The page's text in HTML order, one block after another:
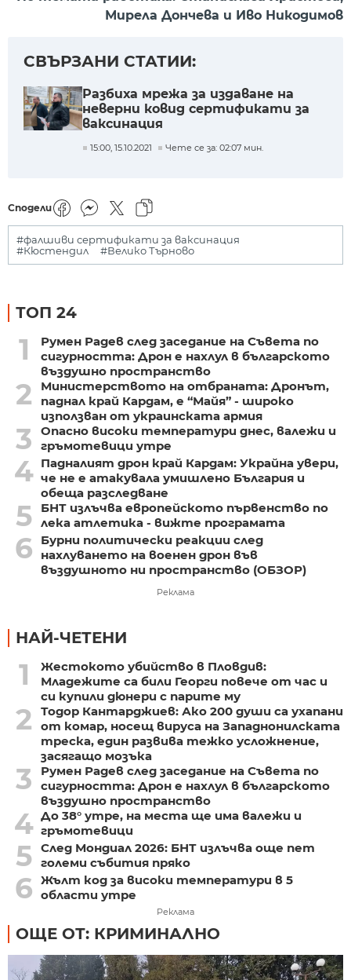
Мирела Дончева и Иво Никодимов
СВЪРЗАНИ СТАТИИ:
Разбиха мрежа за издаване на
неверни ковид сертификати за
ваксинация
15:00, 15.10.2021 Чете се за: 02:07 мин.
Сподели
#фалшиви сертификати за ваксинация
#Кюстендил
#Велико Търново
ТОП 24
1
Румен Радев след заседание на Съвета по
сигурността: Дрон е нахлул в българското
въздушно пространство
2
Министерството на отбраната: Дронът,
паднал край Кардам, е “Майя” - широко
използван от украинската армия
3
Опасно високи температури днес, валежи и
гръмотевици утре
4 Падналият дрон край Кардам: Украйна увери,
че не е атакувала умишлено България и
обеща разследване
5
БНТ излъчва европейското първенство по
лека атлетика - вижте програмата
6
Бурни политически реакции след
нахлуването на военен дрон във
въздушното ни пространство (ОБЗОР)
Реклама
НАЙ-ЧЕТЕНИ
1
Жестокото убийство в Пловдив:
Младежите са били Георги повече от час и
си купили дюнери с парите му
2
Тодор Кантарджиев: Ако 200 души са ухапани
от комар, носещ вируса на Западнонилската
треска, един развива тежко усложнение,
засягащо мозъка
3
Румен Радев след заседание на Съвета по
сигурността: Дрон е нахлул в българското
въздушно пространство
4 До 38° утре, на места ще има валежи и
гръмотевици
5 След Мондиал 2026: БНТ излъчва още пет
големи събития пряко
6 Жълт код за високи температури в 5
области утре
Реклама
ОЩЕ ОТ: КРИМИНАЛНО